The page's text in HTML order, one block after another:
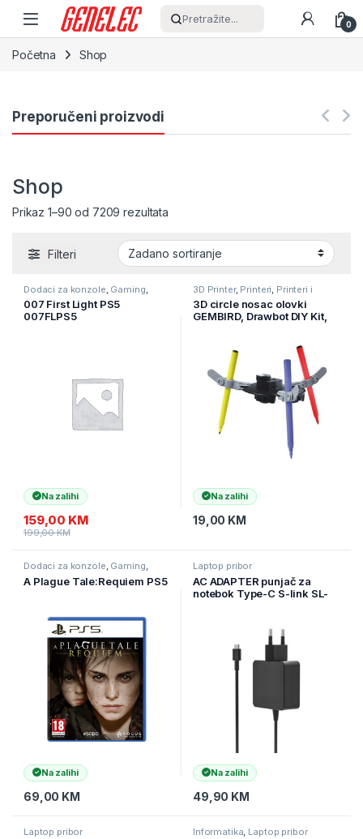
Skip to navigation
Skip to content
Pretražite... 0
Početna Shop
Preporučeni proizvodi
Shop
Prikaz 1–90 od 7209 rezultata
Filteri
Dodaci za konzole Gaming
007 First Light PS5
007FLPS5
Na zalihi
159,00 KM
199,00KM
3D Printer, Printeri Printeri i
3D circle nosac olovki
GEMBIRD, Drawbot DIY Kit,
Na zalihi
19,00 KM
Dodaci za konzole Gaming
A Plague Tale:Requiem PS5
Na zalihi
69,00 KM
Laptop pribor
AC ADAPTER punjač za
notebok Type-C S-link SL-
Na zalihi
49,90 KM
Laptop pribor Informatika, Laptop pribor